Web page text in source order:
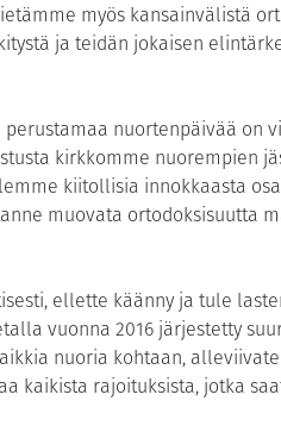
myös kansainvälistä
ja teidän jokaisen
perustamaa nuortenpäivää on
kirkkomme nuorempien
kiitollisia innokkaasta
muovata ortodoksisuutta
ellette käänny ja tule
vuonna 2016 järjestetty
nuoria kohtaan,
kaikista rajoituksista, jotka